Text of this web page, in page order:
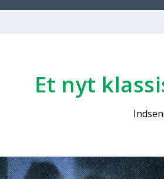
Et nyt